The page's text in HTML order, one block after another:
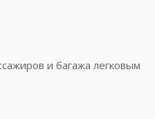
и багажа легковым